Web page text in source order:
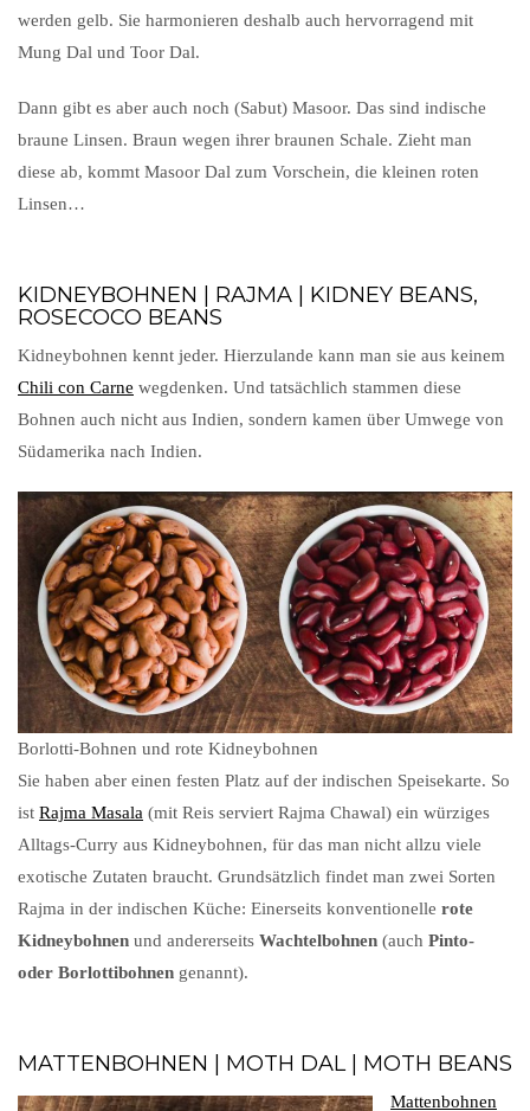
werden gelb. Sie harmonieren deshalb auch hervorragend mit
Mung Dal und Toor Dal.
Dann gibt es aber auch noch (Sabut) Masoor. Das sind indische
braune Linsen. Braun wegen ihrer braunen Schale. Zieht man
diese ab, kommt Masoor Dal zum Vorschein, die kleinen roten
Linsen…
KIDNEYBOHNEN | RAJMA | KIDNEY BEANS,
ROSECOCO BEANS
Kidneybohnen kennt jeder. Hierzulande kann man sie aus keinem
Chili con Carne wegdenken. Und tatsächlich stammen diese
Bohnen auch nicht aus Indien, sondern kamen über Umwege von
Südamerika nach Indien.
Borlotti-Bohnen und rote Kidneybohnen
Sie haben aber einen festen Platz auf der indischen Speisekarte. So
ist Rajma Masala (mit Reis serviert Rajma Chawal) ein würziges
Alltags-Curry aus Kidneybohnen, für das man nicht allzu viele
exotische Zutaten braucht. Grundsätzlich findet man zwei Sorten
Rajma in der indischen Küche: Einerseits konventionelle rote
Kidneybohnen und andererseits Wachtelbohnen (auch Pinto-
oder Borlottibohnen genannt).
MATTENBOHNEN | MOTH DAL | MOTH BEANS
Mattenbohnen